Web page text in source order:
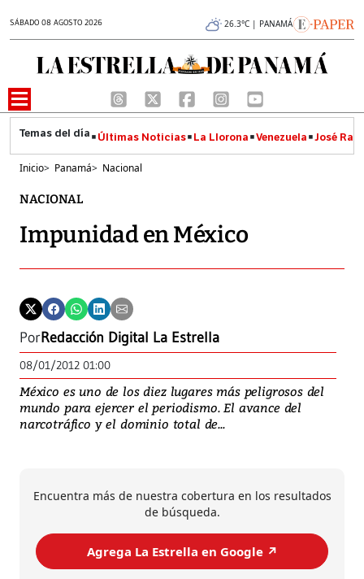
SÁBADO 08 AGOSTO 2026 26.3°C | PANAMÁ
Últimas Noticias La Llorona Venezuela José
Inicio> Panamá> Nacional
NACIONAL
Impunidad en México
PorRedacción Digital La Estrella
08/01/2012 01:00
México es uno de los diez lugares más peligrosos del
mundo para ejercer el periodismo. El avance del
narcotráfico y el dominio total de...
Encuentra más de nuestra cobertura en los resultados
de búsqueda.
Agrega La Estrella en Google ↗️